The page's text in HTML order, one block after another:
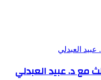
مع د. عبيد العبدلي